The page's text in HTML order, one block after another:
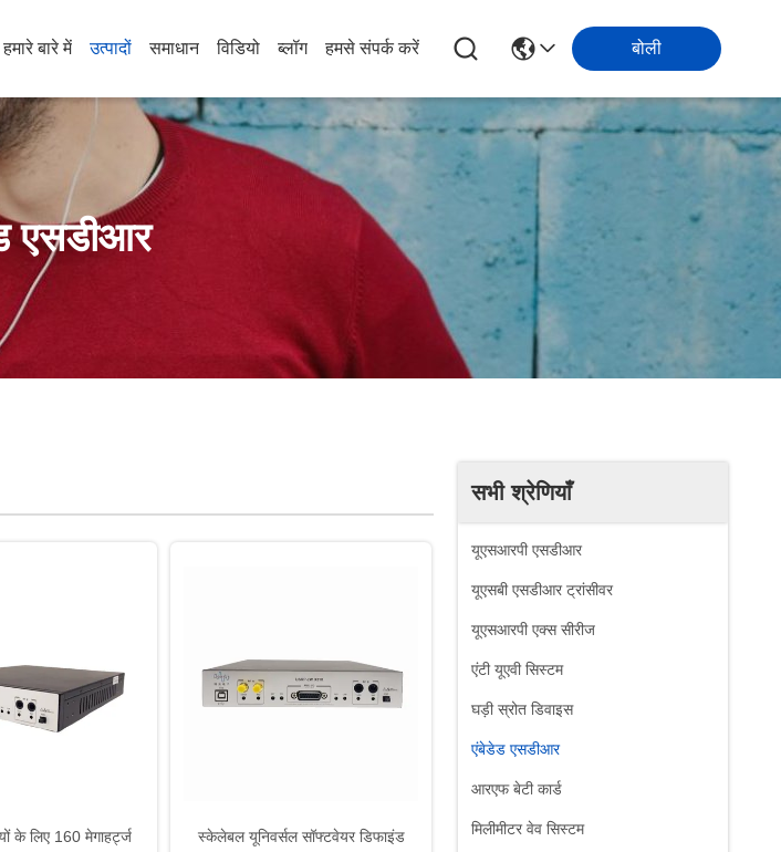
हमारे बारे में उत्पादों समाधान विडियो ब्लॉग हमसे संपर्क करें बोली
एसडीआर
सभी श्रेणियाँ
यूएसआरपी एसडीआर
यूएसबी एसडीआर ट्रांसीवर
यूएसआरपी एक्स सीरीज
एंटी यूएवी सिस्टम
घड़ी स्रोत डिवाइस
एंबेडेड एसडीआर
आरएफ बेटी कार्ड
मिलीमीटर वेव सिस्टम
के लिए 160 मेगाहर्ट्ज
स्केलेबल यूनिवर्सल सॉफ्टवेयर डिफाइंड